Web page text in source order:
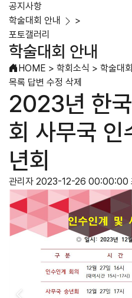
공지사항
학술대회 안내
>
포토갤러리
학술대회 안내
HOME > 학회소식 > 학술대
목록 답변 수정 삭제
2023년 한
회 사무국 인
년회
관리자 2023-12-26 00:00:00